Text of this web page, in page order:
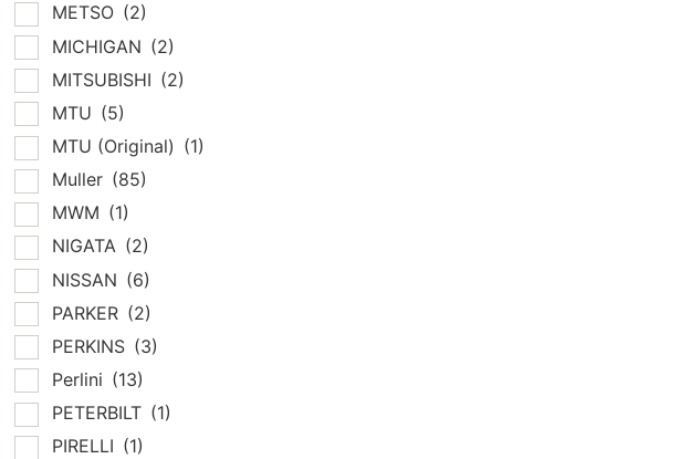
METSO (2)
MICHIGAN (2)
MITSUBISHI (2)
MTU (5)
MTU (Original) (1)
Muller (85)
MWM (1)
NIGATA (2)
NISSAN (6)
PARKER (2)
PERKINS (3)
Perlini (13)
PETERBILT (1)
PIRELLI (1)